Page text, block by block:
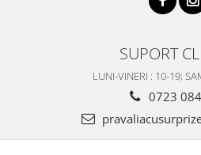
SUPORT
LUNI-VINERI : 10-19;
0723